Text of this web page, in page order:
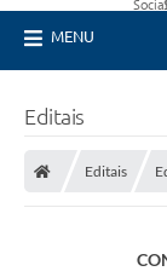
MENU
Editais
Editais